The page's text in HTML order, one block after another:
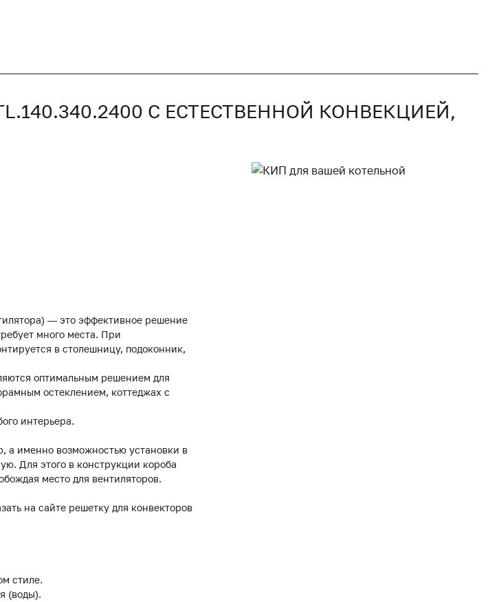
С ЕСТЕСТВЕННОЙ КОНВЕКЦИЕЙ,
— это эффективное решение
много места. При
в столешницу, подоконник,
оптимальным решением для
остеклением, коттеджах с
интерьера.
а именно возможностью установки в
Для этого в конструкции короба
место для вентиляторов.
на сайте решетку для конвекторов
стиле.
(воды).